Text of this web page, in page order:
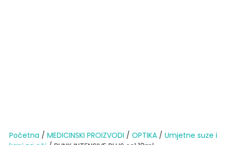
Početna / MEDICINSKI PROIZVODI / OPTIKA/ Umjetne suze i